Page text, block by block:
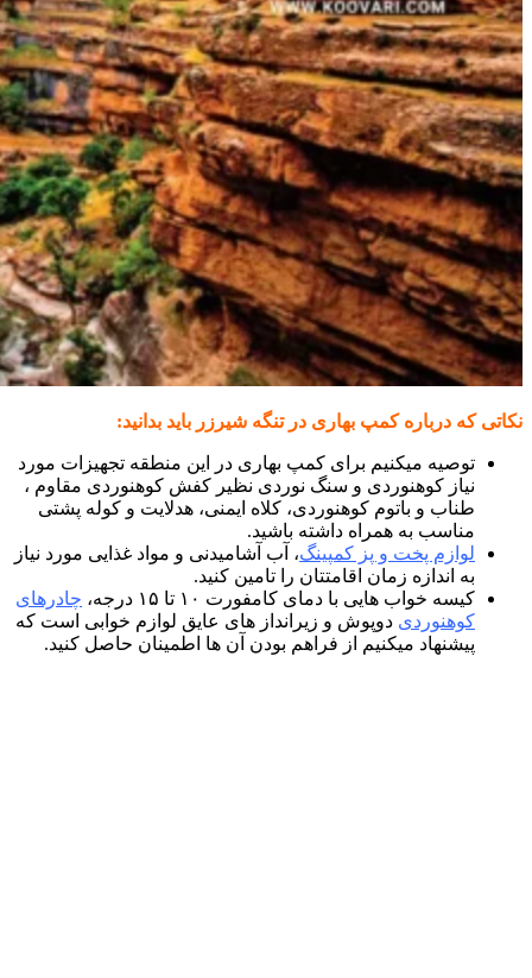
نکاتی که درباره کمپ بهاری در تنگه شیرزر باید بدانید:
توصیه میکنیم برای کمپ بهاری در این منطقه تجهیزات مورد
نیاز کوهنوردی و سنگ نوردی نظیر کفش کوهنوردی مقاوم ،
طناب و باتوم کوهنوردی، کلاه ایمنی، هدلایت و کوله پشتی
مناسب به همراه داشته باشید.
لوازم پخت و پز کمپینگ، آب آشامیدنی و مواد غذایی مورد نیاز
به اندازه زمان اقامتتان را تامین کنید.
کیسه خواب هایی با دمای کامفورت ۱۰ تا ۱۵ درجه،
چادرهای
کوهنوردی دوپوش و زیرانداز های عایق لوازم خوابی است که
پیشنهاد میکنیم از فراهم بودن آن ها اطمینان حاصل کنید.